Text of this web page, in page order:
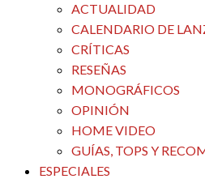
ACTUALIDAD
CALENDARIO DE
CRÍTICAS
RESEÑAS
MONOGRÁFICOS
OPINIÓN
HOME VIDEO
GUÍAS, TOPS Y
ESPECIALES